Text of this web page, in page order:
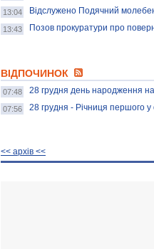
13:04 Відслужено Подячний
13:43 Позов прокуратури про
ВІДПОЧИНОК
07:48 28 грудня день народження на
07:56 28 грудня - Річниця першого у
<< архiв <<